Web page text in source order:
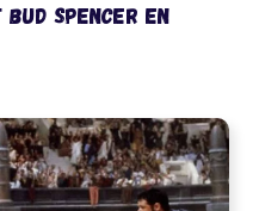
Spencer en